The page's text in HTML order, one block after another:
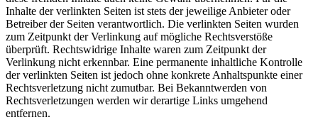
Inhalte der verlinkten Seiten ist stets der jeweilige Anbieter oder
Betreiber der Seiten verantwortlich. Die verlinkten Seiten wurden
zum Zeitpunkt der Verlinkung auf mögliche Rechtsverstöße
überprüft. Rechtswidrige Inhalte waren zum Zeitpunkt der
Verlinkung nicht erkennbar. Eine permanente inhaltliche Kontrolle
der verlinkten Seiten ist jedoch ohne konkrete Anhaltspunkte einer
Rechtsverletzung nicht zumutbar. Bei Bekanntwerden von
Rechtsverletzungen werden wir derartige Links umgehend
entfernen.